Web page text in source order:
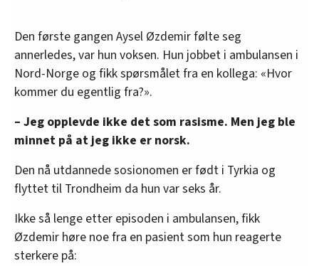
Den første gangen Aysel Øzdemir følte seg
annerledes, var hun voksen. Hun jobbet i ambulansen i
Nord-Norge og fikk spørsmålet fra en kollega: «Hvor
kommer du egentlig fra?».
– Jeg opplevde ikke det som rasisme. Men jeg ble
minnet på at jeg ikke er norsk.
Den nå utdannede sosionomen er født i Tyrkia og
flyttet til Trondheim da hun var seks år.
Ikke så lenge etter episoden i ambulansen, fikk
Øzdemir høre noe fra en pasient som hun reagerte
sterkere på: